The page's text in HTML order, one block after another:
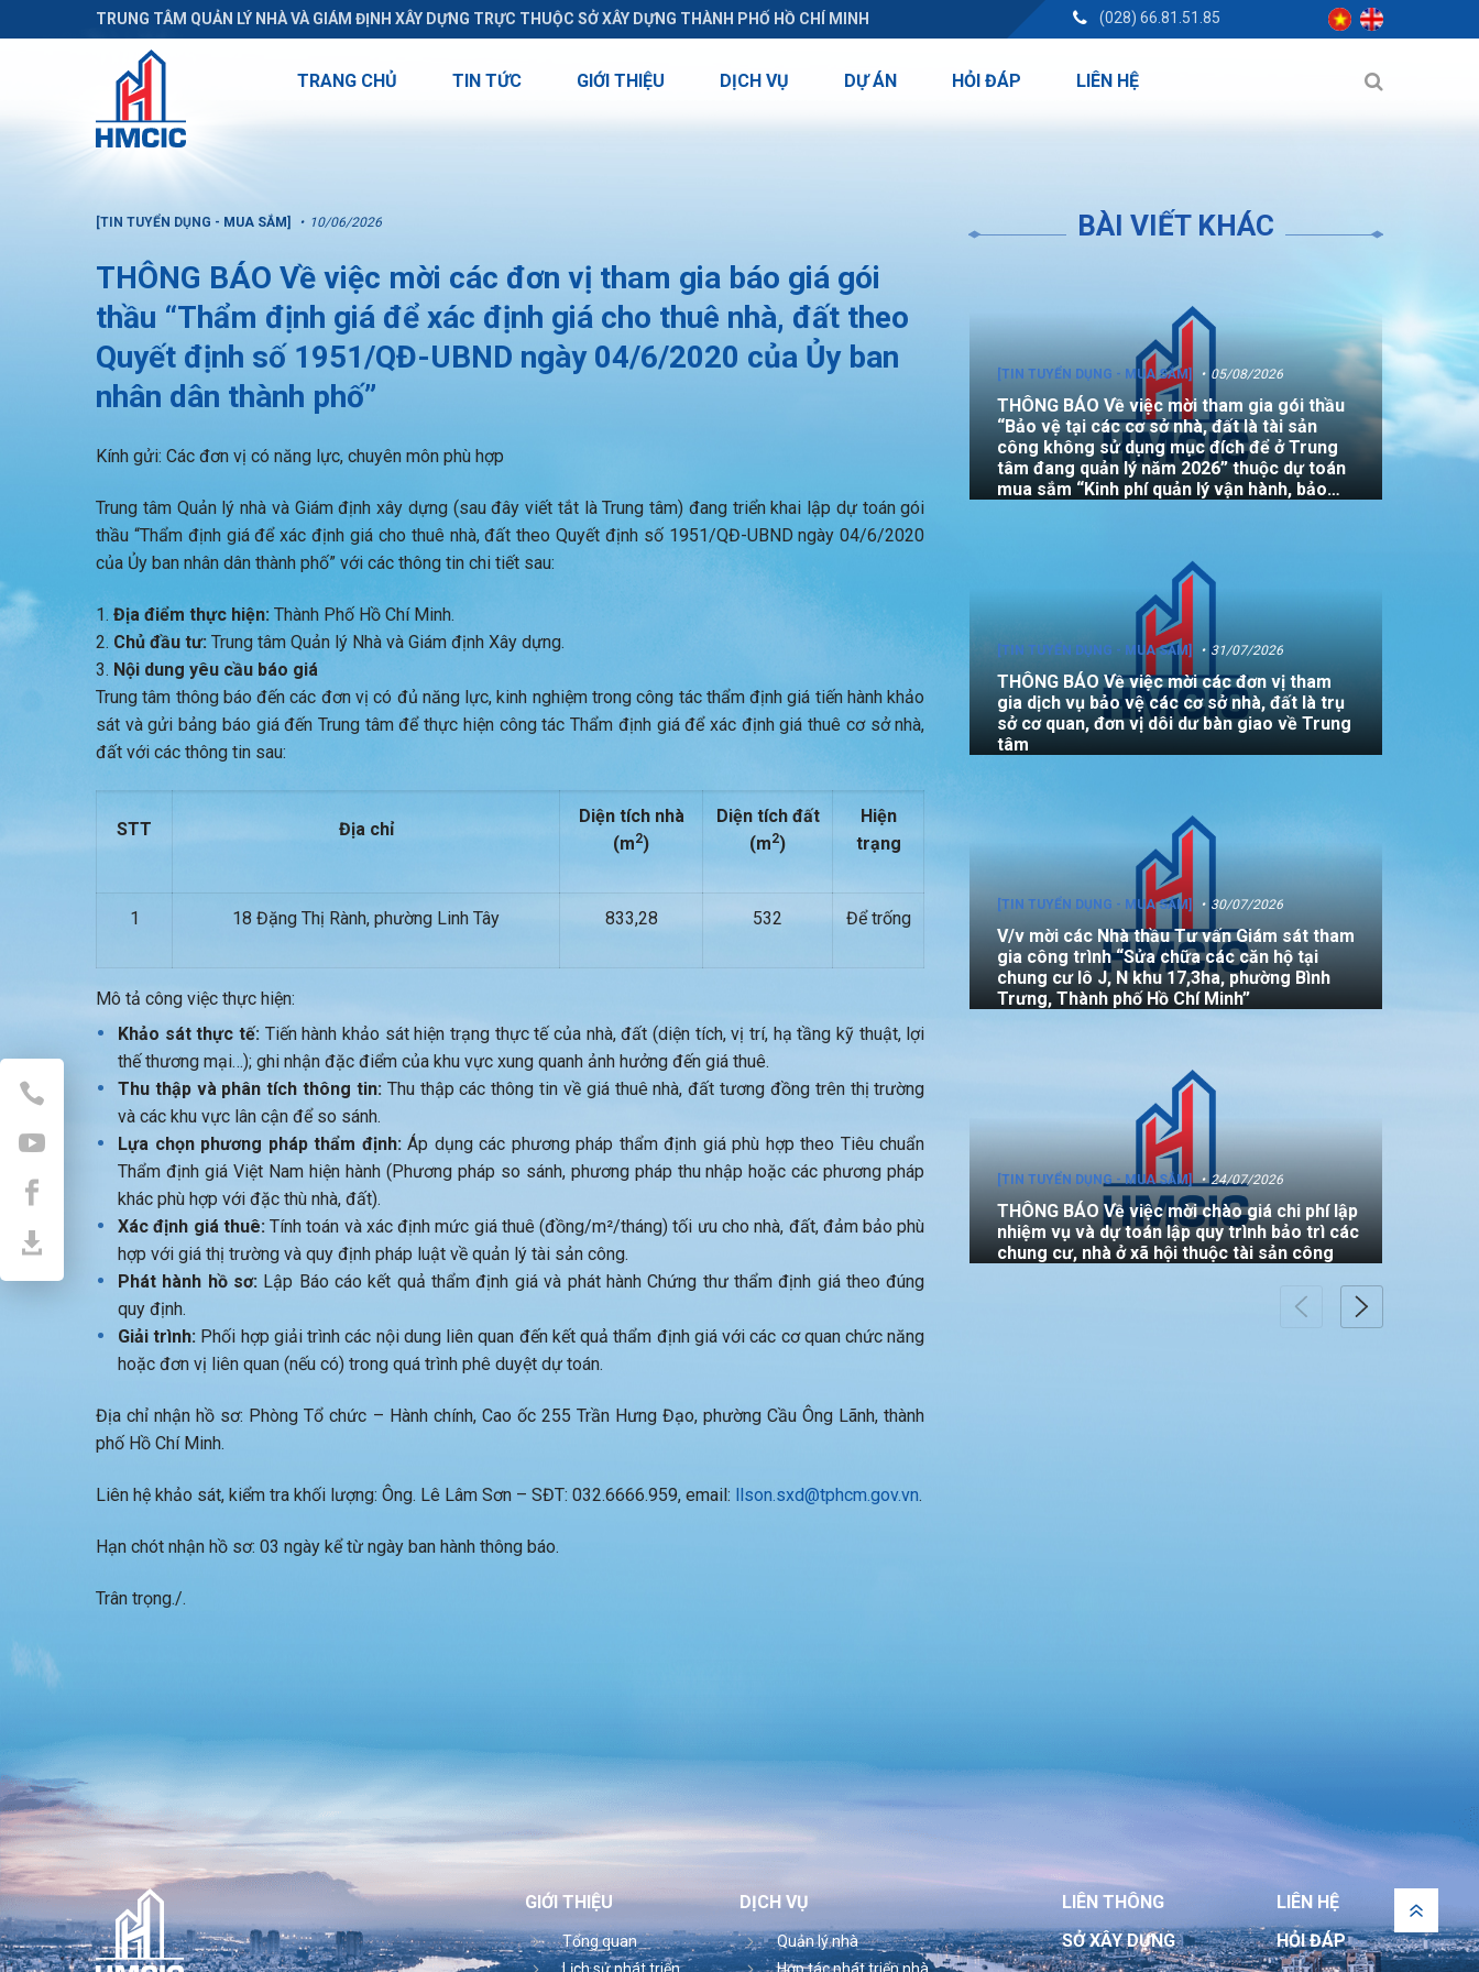
TRUNG TÂM QUẢN LÝ NHÀ VÀ GIÁM ĐỊNH XÂY DỰNG TRỰC THUỘC SỞ XÂY DỰNG THÀNH PHỐ HỒ CHÍ MINH (028) 66.81.51.85
TRANG CHỦ TIN TỨC GIỚI THIỆU DỊCH VỤ DỰ ÁN HỎI ĐÁP LIÊN HỆ
[TIN TUYỂN DỤNG - MUA SẮM] 10/06/2026
THÔNG BÁO Về việc mời các đơn vị tham gia báo giá gói
thầu “Thẩm định giá để xác định giá cho thuê nhà, đất theo
Quyết định số 1951/QĐ-UBND ngày 04/6/2020 của Ủy ban
nhân dân thành phố”
Kính gửi: Các đơn vị có năng lực, chuyên môn phù hợp
Trung tâm Quản lý nhà và Giám định xây dựng (sau đây viết tắt là Trung tâm) đang triển khai lập dự toán gói
thầu “Thẩm định giá để xác định giá cho thuê nhà, đất theo Quyết định số 1951/QĐ-UBND ngày 04/6/2020
của Ủy ban nhân dân thành phố” với các thông tin chi tiết sau:
Địa điểm thực hiện: Thành Phố Hồ Chí Minh.
Chủ đầu tư: Trung tâm Quản lý Nhà và Giám định Xây dựng.
Nội dung yêu cầu báo giá
Trung tâm thông báo đến các đơn vị có đủ năng lực, kinh nghiệm trong công tác thẩm định giá tiến hành khảo
sát và gửi bảng báo giá đến Trung tâm để thực hiện công tác Thẩm định giá để xác định giá thuê cơ sở nhà,
đất với các thông tin sau:
STT Địa chỉ
Diện tíchnhà
(m2)
Diện tíchđất
(m2)
Hiện
trạng
1 18 Đặng Thị Rành, phường Linh Tây 833,28 532 Để trống
Mô tả công việc thực hiện:
Khảo sát thực tế: Tiến hành khảo sát hiện trạng thực tế của nhà, đất (diện tích, vị trí, hạ tầng kỹ thuật, lợi
thế thương mại…); ghi nhận đặc điểm của khu vực xung quanh ảnh hưởng đến giá thuê.
Thu thập và phân tích thông tin:Thu thập các thông tin về giá thuê nhà, đất tương đồng trên thị trường
và các khu vực lân cận để so sánh.
Lựa chọn phương pháp thẩm định:Áp dụng các phương pháp thẩm định giá phù hợp theo Tiêu chuẩn
Thẩm định giá Việt Nam hiện hành (Phương pháp so sánh, phương pháp thu nhập hoặc các phương pháp
khác phù hợp với đặc thù nhà, đất).
Xác định giá thuê:Tính toán và xác định mức giá thuê (đồng/m²/tháng) tối ưu cho nhà, đất, đảm bảo phù
hợp với giá thị trường và quy định pháp luật về quản lý tài sản công.
Phát hành hồ sơ: Lập Báo cáo kết quả thẩm định giá và phát hành Chứng thư thẩm định giá theo đúng
quy định.
Giải trình: Phối hợp giải trình các nội dung liên quan đến kết quả thẩm định giá với các cơ quan chức năng
hoặc đơn vị liên quan (nếu có) trong quá trình phê duyệt dự toán.
Địa chỉ nhận hồ sơ: Phòng Tổ chức – Hành chính, Cao ốc 255 Trần Hưng Đạo, phường Cầu Ông Lãnh, thành
phố Hồ Chí Minh.
Liên hệ khảo sát, kiểm tra khối lượng: Ông. Lê Lâm Sơn – SĐT: 032.6666.959, email: llson.sxd@tphcm.gov.vn.
Hạn chót nhận hồ sơ: 03 ngày kể từ ngày ban hành thông báo.
Trân trọng./.
BÀI VIẾT KHÁC
[TIN TUYỂN DỤNG - MUA SẮM] 05/08/2026
THÔNG BÁO Về việc mời tham gia gói thầu
“Bảo vệ tại các cơ sở nhà, đất là tài sản
công không sử dụng mục đích để ở Trung
tâm đang quản lý năm 2026” thuộc dự toán
mua sắm “Kinh phí quản lý vận hành, bảo
[TIN TUYỂN DỤNG - MUA SẮM] 31/07/2026
THÔNG BÁO Về việc mời các đơn vị tham
gia dịch vụ bảo vệ các cơ sở nhà, đất là trụ
sở cơ quan, đơn vị dôi dư bàn giao về Trung
tâm
[TIN TUYỂN DỤNG - MUA SẮM] 30/07/2026
V/v mời các Nhà thầu Tư vấn Giám sát tham
gia công trình “Sửa chữa các căn hộ tại
chung cư lô J, N khu 17,3ha, phường Bình
Trưng, Thành phố Hồ Chí Minh”
[TIN TUYỂN DỤNG - MUA SẮM] 24/07/2026
THÔNG BÁO Về việc mời chào giá chi phí lập
nhiệm vụ và dự toán lập quy trình bảo trì các
chung cư, nhà ở xã hội thuộc tài sản công
GIỚI THIỆU
Tổng quan
DỊCH VỤ
Quản lý nhà
LIÊN THÔNG
SỞ XÂY DỰNG
LIÊN HỆ
HỎI ĐÁP